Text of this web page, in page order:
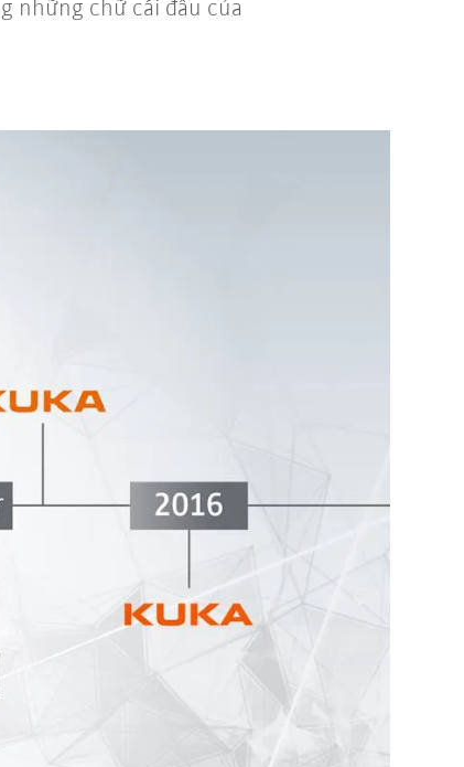
những chữ cái đầu của